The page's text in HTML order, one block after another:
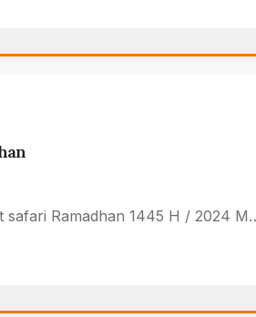
safari Ramadhan 1445 H / 2024